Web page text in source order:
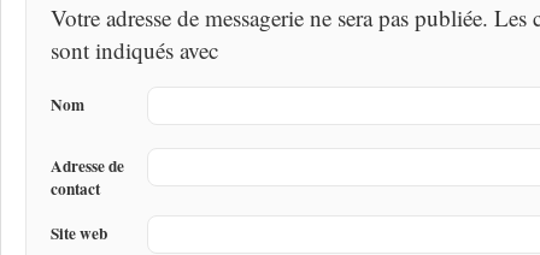
Votre adresse de messagerie ne sera pas publiée.
sont indiqués avec
Nom
Adresse de
contact
Site web